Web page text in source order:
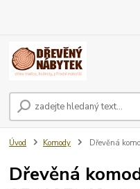
Úvod Komody Dřevěná
Dřevěná